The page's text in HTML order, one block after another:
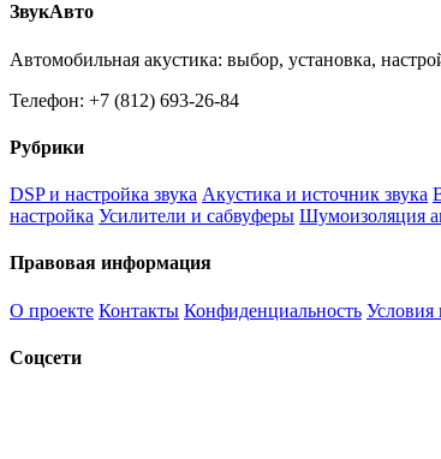
ЗвукАвто
Автомобильная акустика: выбор, установка,
Телефон: +7 (812) 693-26-84
Рубрики
DSP и настройка звука Акустика и источник звука
настройка Усилители и сабвуферы Шумоизоляция
Правовая информация
О проекте Контакты Конфиденциальность Условия
Соцсети